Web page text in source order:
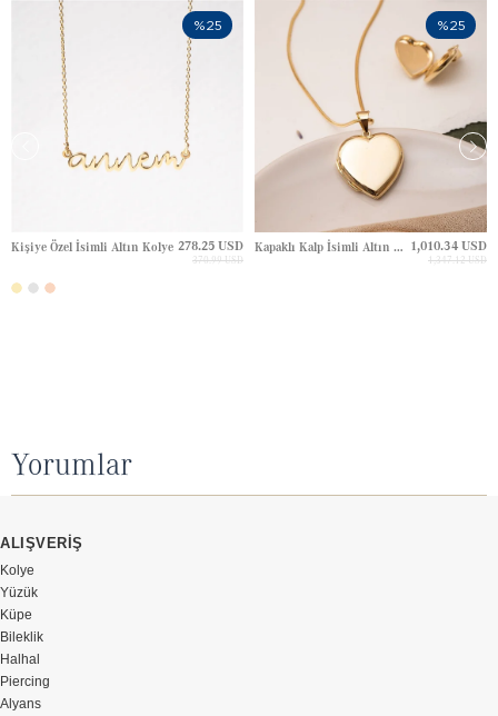
Kişiye Özel İsimli Altın Kolye 278.25 USD
370.99 USD
%25
1,010.34 USD
1,347.12 USD
%25
Yorumlar
ALIŞVERİŞ
Kolye
Yüzük
Küpe
Bileklik
Halhal
Piercing
Alyans